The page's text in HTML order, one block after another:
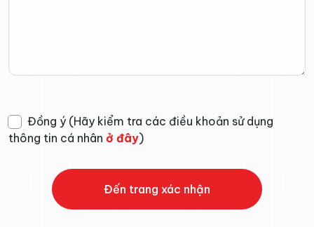
Đồng ý (Hãy kiểm tra các điều khoản sử dụng
thông tin cá nhân ở đây)